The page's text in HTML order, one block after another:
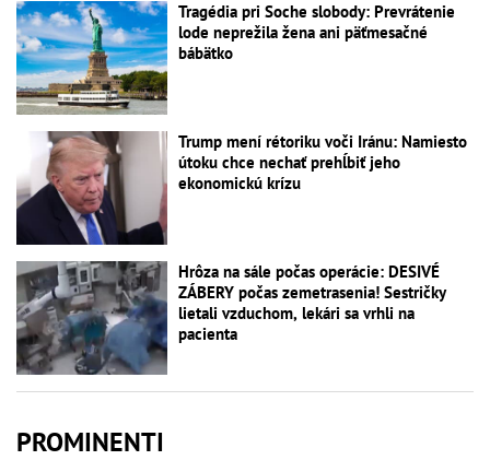
Tragédia pri Soche slobody: Prevrátenie
lode neprežila žena ani päťmesačné
bábätko
Trump mení rétoriku voči Iránu: Namiesto
útoku chce nechať prehĺbiť jeho
ekonomickú krízu
Hrôza na sále počas operácie: DESIVÉ
ZÁBERY počas zemetrasenia! Sestričky
lietali vzduchom, lekári sa vrhli na
pacienta
PROMINENTI